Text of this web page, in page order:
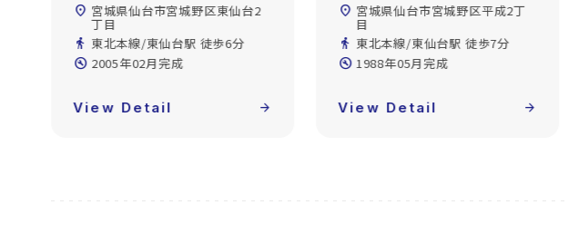
location_on 宮城県仙台市宮城野区平成2丁
目
directions_walk 東北本線/東仙台駅 徒歩7分
build_circle 1988年05月完成
View Detail arrow_forward
宮城県仙台市宮城野区新田東3
丁目
directions_walk 仙石線/小鶴新田駅 徒歩3分